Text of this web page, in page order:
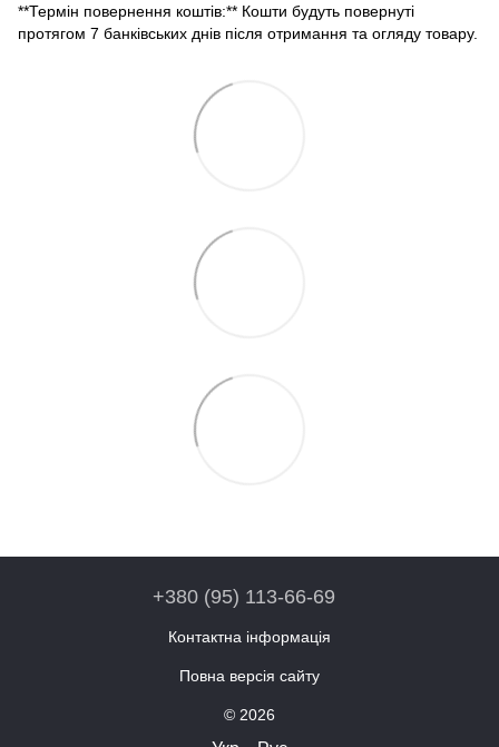
**Термін повернення коштів:** Кошти будуть повернуті
протягом 7 банківських днів після отримання та огляду товару.
+380 (95) 113-66-69
Контактна інформація
Повна версія сайту
© 2026